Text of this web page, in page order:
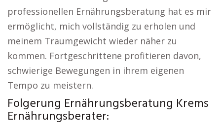
professionellen Ernährungsberatung hat es mir
ermöglicht, mich vollständig zu erholen und
meinem Traumgewicht wieder näher zu
kommen. Fortgeschrittene profitieren davon,
schwierige Bewegungen in ihrem eigenen
Tempo zu meistern.
Folgerung Ernährungsberatung Krems
Ernährungsberater: